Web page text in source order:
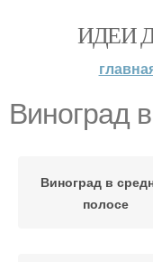
ИДЕИ
Виноград
Виноград в
полосе